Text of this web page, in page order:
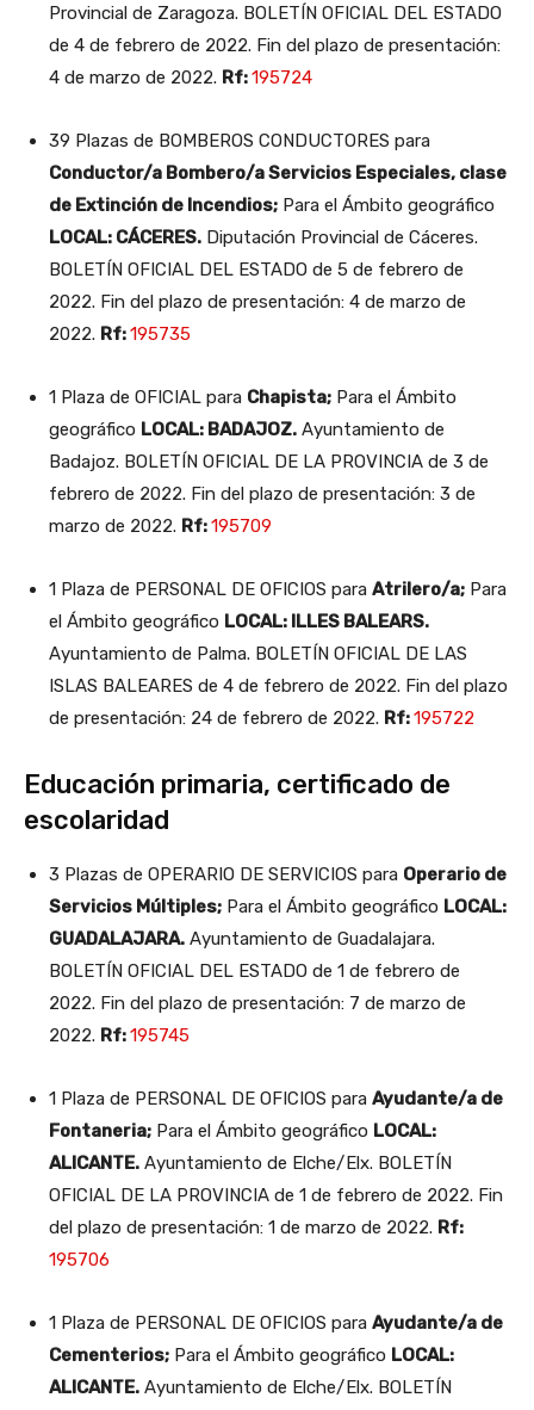
Provincial de Zaragoza. BOLETÍN OFICIAL DEL ESTADO
de 4 de febrero de 2022. Fin del plazo de presentación:
4 de marzo de 2022. Rf:195724
39 Plazas de BOMBEROS CONDUCTORES para
Conductor/a Bombero/a Servicios Especiales, clase
de Extinción de Incendios; Para el Ámbito geográfico
LOCAL: CÁCERES. Diputación Provincial de Cáceres.
BOLETÍN OFICIAL DEL ESTADO de 5 de febrero de
2022. Fin del plazo de presentación: 4 de marzo de
2022. Rf:195735
1 Plaza de OFICIAL para Chapista; Para el Ámbito
geográfico LOCAL: BADAJOZ. Ayuntamiento de
Badajoz. BOLETÍN OFICIAL DE LA PROVINCIA de 3 de
febrero de 2022. Fin del plazo de presentación: 3 de
marzo de 2022. Rf:195709
1 Plaza de PERSONAL DE OFICIOS para Atrilero/a; Para
el Ámbito geográfico LOCAL: ILLES BALEARS.
Ayuntamiento de Palma. BOLETÍN OFICIAL DE LAS
ISLAS BALEARES de 4 de febrero de 2022. Fin del plazo
de presentación: 24 de febrero de 2022. Rf:195722
Educación primaria, certificado de
escolaridad
3 Plazas de OPERARIO DE SERVICIOS para Operario de
Servicios Múltiples; Para el Ámbito geográfico LOCAL:
GUADALAJARA. Ayuntamiento de Guadalajara.
BOLETÍN OFICIAL DEL ESTADO de 1 de febrero de
2022. Fin del plazo de presentación: 7 de marzo de
2022. Rf:195745
1 Plaza de PERSONAL DE OFICIOS para Ayudante/a de
Fontaneria; Para el Ámbito geográfico LOCAL:
ALICANTE. Ayuntamiento de Elche/Elx. BOLETÍN
OFICIAL DE LA PROVINCIA de 1 de febrero de 2022. Fin
del plazo de presentación: 1 de marzo de 2022. Rf:
195706
1 Plaza de PERSONAL DE OFICIOS para Ayudante/a de
Cementerios; Para el Ámbito geográfico LOCAL:
ALICANTE. Ayuntamiento de Elche/Elx. BOLETÍN